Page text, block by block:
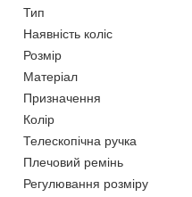
Тип
Наявність коліс
Розмір
Матеріал
Призначення
Колір
Телескопічна ручка
Плечовий ремінь
Регулювання розміру